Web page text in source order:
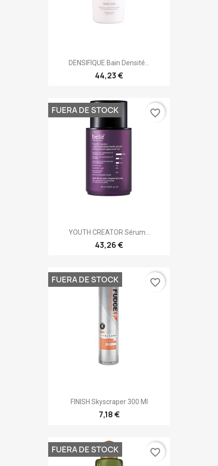
DENSIFIQUE Bain Densité...
44,23 €
YOUTH CREATOR Sérum...
43,26 €
FUERA DE STOCK favorite_border
FINISH Skyscraper 300 Ml
7,18 €
FUERA DE STOCK favorite_border
FUERA DE STOCK favorite_border